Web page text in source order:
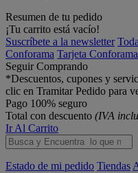
Resumen de tu pedido
¡Tu carrito está vacío!
Suscríbete a la newsletter
Conforama Tarjeta Conforama
Seguir Comprando
*Descuentos, cupones y
clic en Tramitar Pedido para
Pago 100% seguro
Total con descuento (IVA
Ir Al Carrito
Estado de mi pedido Tiendas